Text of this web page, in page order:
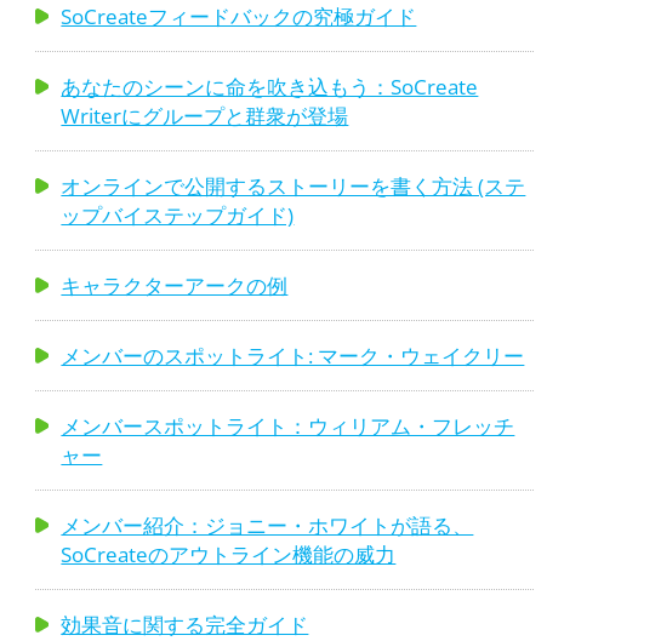
SoCreateフィードバックの究極ガイド
あなたのシーンに命を吹き込もう：SoCreate
Writerにグループと群衆が登場
オンラインで公開するストーリーを書く方法 (ステ
ップバイステップガイド)
キャラクターアークの例
メンバーのスポットライト: マーク・ウェイクリー
メンバースポットライト：ウィリアム・フレッチ
ャー
メンバー紹介：ジョニー・ホワイトが語る、
SoCreateのアウトライン機能の威力
効果音に関する完全ガイド